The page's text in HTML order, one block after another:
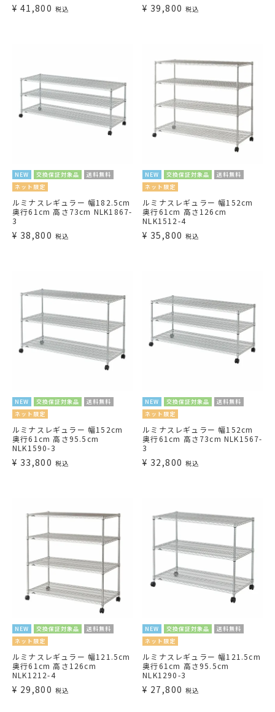
¥ 41,800 税込 ¥ 39,800 税込
NEW 交換保証対象品
送料無料
ネット限定
ルミナスレギュラー 幅182.5cm
奥行61cm 高さ73cm NLK1867-
3
¥ 38,800 税込
NEW 交換保証対象品
送料無料
ネット限定
ルミナスレギュラー 幅152cm
奥行61cm 高さ126cm
NLK1512-4
¥ 35,800 税込
NEW 交換保証対象品
送料無料
ネット限定
ルミナスレギュラー 幅152cm
奥行61cm 高さ95.5cm
NLK1590-3
¥ 33,800 税込
NEW 交換保証対象品
送料無料
ネット限定
ルミナスレギュラー 幅152cm
奥行61cm 高さ73cm NLK1567-
3
¥ 32,800 税込
NEW 交換保証対象品
送料無料
ネット限定
ルミナスレギュラー 幅121.5cm
奥行61cm 高さ126cm
NLK1212-4
¥ 29,800 税込
NEW 交換保証対象品
送料無料
ネット限定
ルミナスレギュラー 幅121.5cm
奥行61cm 高さ95.5cm
NLK1290-3
¥ 27,800 税込